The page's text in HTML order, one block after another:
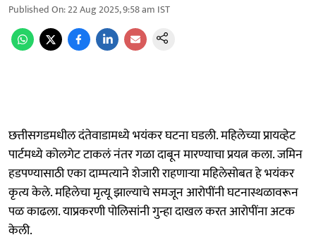
Published On:22 Aug 2025, 9:58 am IST
छत्तीसगडमधील दंतेवाडामध्ये भयंकर घटना घडली. महिलेच्या प्रायव्हेट
पार्टमध्ये कोलगेट टाकलं नंतर गळा दाबून मारण्याचा प्रयत्न कला. जमिन
हडपण्यासाठी एका दाम्पत्याने शेजारी राहणाऱ्या महिलेसोबत हे भयंकर
कृत्य केले. महिलेचा मृत्यू झाल्याचे समजून आरोपींनी घटनास्थळावरून
पळ काढला. याप्रकरणी पोलिसांनी गुन्हा दाखल करत आरोपींना अटक
केली.